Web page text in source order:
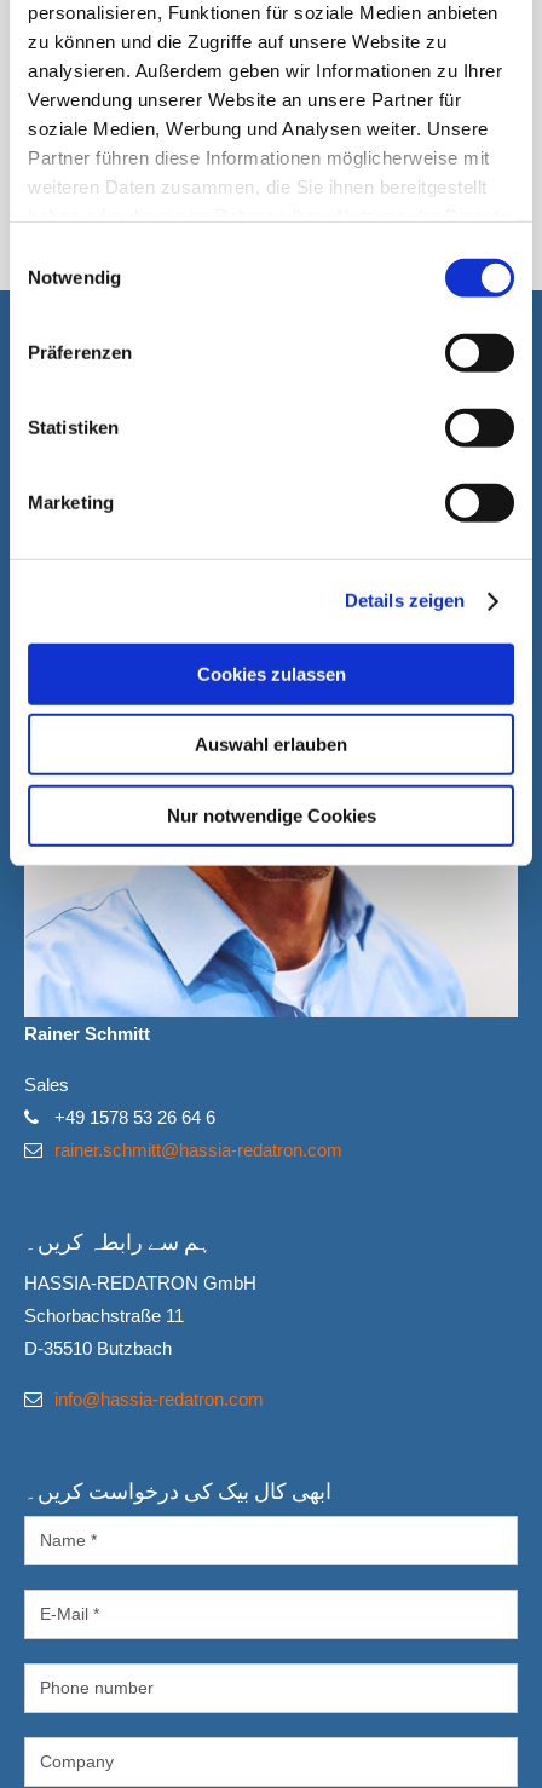
personalisieren, Funktionen für soziale Medien anbieten
zu können und die Zugriffe auf unsere Website zu
analysieren. Außerdem geben wir Informationen zu Ihrer
Verwendung unserer Website an unsere Partner für
soziale Medien, Werbung und Analysen weiter. Unsere
Partner führen diese Informationen möglicherweise mit
weiteren Daten zusammen, die Sie ihnen bereitgestellt
Notwendig
Präferenzen
Statistiken
Marketing
Details zeigen
Cookies zulassen
Auswahl erlauben
Nur notwendige Cookies
اسٹک پیک
آپ کی مدد ہماری لئے خوشی کا باعٖث ہے۔
Rainer Schmitt
Sales
+49 1578 53 26 64 6
rainer.schmitt@hassia-redatron.com
ہم سے رابطہ کریں۔
HASSIA-REDATRON GmbH
Schorbachstraße 11
D-35510 Butzbach
info@hassia-redatron.com
ابھی کال بیک کی درخواست کریں۔